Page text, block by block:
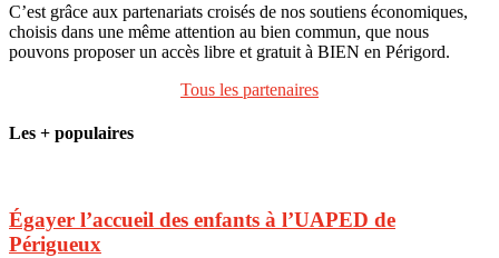
C’est grâce aux partenariats croisés de nos soutiens économiques,
choisis dans une même attention au bien commun, que nous
pouvons proposer un accès libre et gratuit à BIEN en Périgord.
Tous les partenaires
Les + populaires
Égayer l’accueil des enfants à l’UAPED de
Périgueux